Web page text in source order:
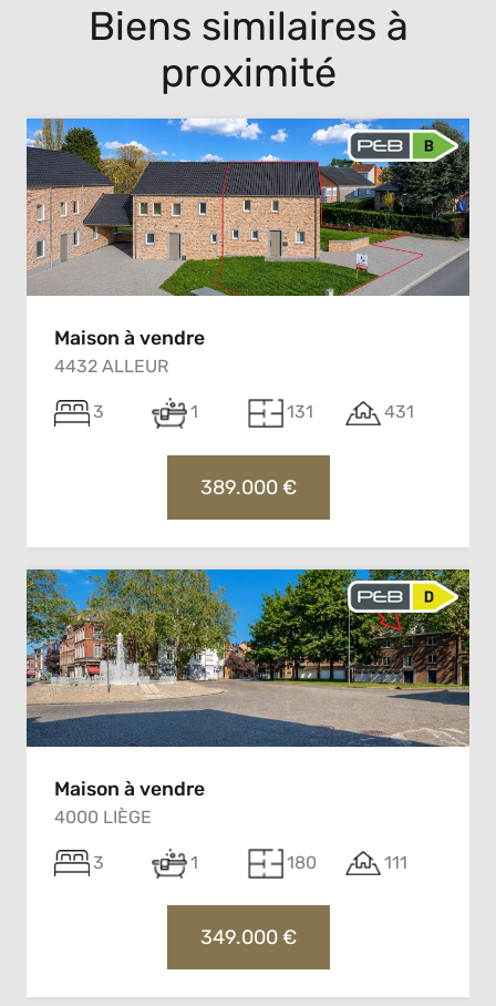
Biens similaires à
proximité
Maison à vendre
4432 ALLEUR
3 1 131 431
389.000 €
Maison à vendre
4000 LIÈGE
3 1 180 111
349.000 €